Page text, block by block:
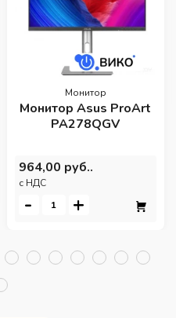
Монитор
Монитор Asus ProArt
PA278QGV
964,00 руб..
c НДС
- +